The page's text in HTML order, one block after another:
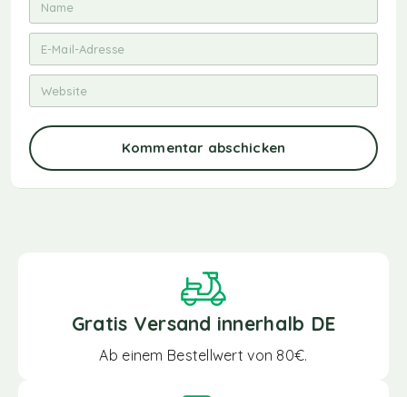
Kommentar abschicken
Gratis Versand innerhalb DE
Ab einem Bestellwert von 80€.